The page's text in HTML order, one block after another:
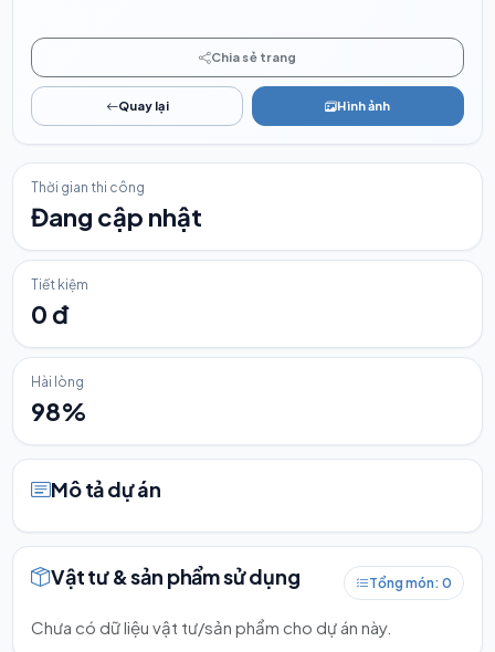
Chia sẻ trang
Quay lại Hình ảnh
Thời gian thi công
Đang cập nhật
Tiết kiệm
0 đ
Hài lòng
98%
Mô tả dự án
Vật tư & sản phẩm sử dụng Tổng món: 0
Chưa có dữ liệu vật tư/sản phẩm cho dự án này.